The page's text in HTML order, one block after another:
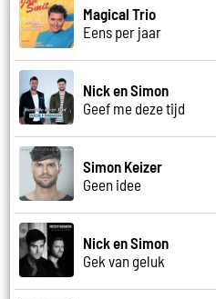
Magical Trio
Eens per jaar
Nick en Simon
Geef me deze tijd
Simon Keizer
Geen idee
Nick en Simon
Gek van geluk